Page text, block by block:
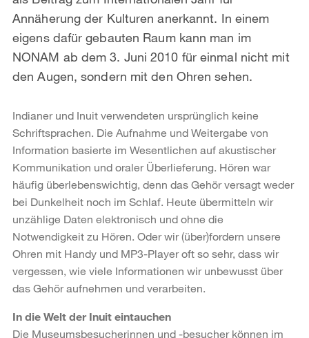
Annäherung der Kulturen anerkannt. In einem
eigens dafür gebauten Raum kann man im
NONAM ab dem 3. Juni 2010 für einmal nicht mit
den Augen, sondern mit den Ohren sehen.
Indianer und Inuit verwendeten ursprünglich keine
Schriftsprachen. Die Aufnahme und Weitergabe von
Information basierte im Wesentlichen auf akustischer
Kommunikation und oraler Überlieferung. Hören war
häufig überlebenswichtig, denn das Gehör versagt weder
bei Dunkelheit noch im Schlaf. Heute übermitteln wir
unzählige Daten elektronisch und ohne die
Notwendigkeit zu Hören. Oder wir (über)fordern unsere
Ohren mit Handy und MP3-Player oft so sehr, dass wir
vergessen, wie viele Informationen wir unbewusst über
das Gehör aufnehmen und verarbeiten.
In die Welt der Inuit eintauchen
Die Museumsbesucherinnen und -besucher können im